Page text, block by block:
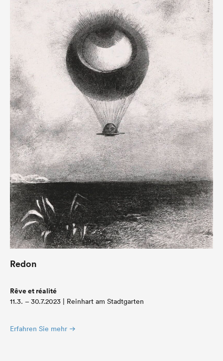
Redon
Rêve et réalité
11.3. – 30.7.2023 | Reinhart am Stadtgarten
Erfahren Sie mehr